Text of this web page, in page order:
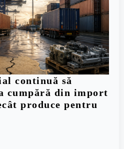
continuă să
cumpără din import
produce pentru